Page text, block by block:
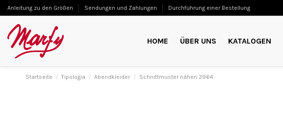
Anleitung zu den Größen Sendungen und Zahlungen Durchführung einer Bestellung
HOME ÜBER UNS KATALOGEN
Startseite Tipologia Abendkleider Schnittmuster nähen 3964